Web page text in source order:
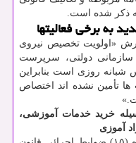
ذکر شده است.
به برخی فعالیتها
«اولویت تخصیص نیروی
سازمانی دولتی، سرپرست
شبانه روزی است بنابراین
ها تأمین نشده اند اختصاص
خرید خدمات آموزشی،
آموزی